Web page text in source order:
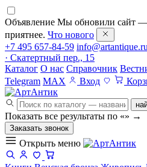
Объявление Мы обновили сайт —
приятнее. Что нового
+7 495 657-84-59 info@artantique.ru
· Скатертный пер., 15
Каталог О нас Справочник
Telegram MAX Вход
Показать все результаты по «» →
Заказать звонок
Открыть меню